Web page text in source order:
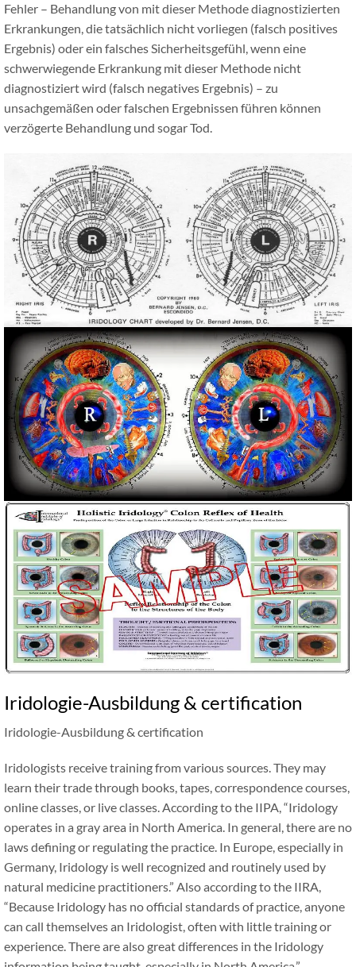
Fehler – Behandlung von mit dieser Methode diagnostizierten
Erkrankungen, die tatsächlich nicht vorliegen (falsch positives
Ergebnis) oder ein falsches Sicherheitsgefühl, wenn eine
schwerwiegende Erkrankung mit dieser Methode nicht
diagnostiziert wird (falsch negatives Ergebnis) – zu
unsachgemäßen oder falschen Ergebnissen führen können
verzögerte Behandlung und sogar Tod.
Iridologie-Ausbildung & certification
Iridologie-Ausbildung & certification
Iridologists receive training from various sources. They may
learn their trade through books, tapes, correspondence courses,
online classes, or live classes. According to the IIPA,“Iridology
operates in a gray area in North America. In general, there are no
laws defining or regulating the practice. In Europe, especially in
Germany, Iridology is well recognized and routinely used by
natural medicine practitioners.” Also according to the IIRA,
“Because Iridology has no official standards of practice, anyone
can call themselves an Iridologist, often with little training or
experience. There are also great differences in the Iridology